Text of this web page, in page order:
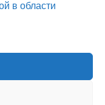
в области
специалистами.